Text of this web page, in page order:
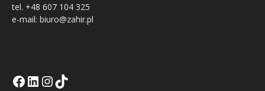
tel. +48 607 104 325
e-mail: biuro@zahir.pl
Facebook
LinkedIn
Tik Tok KEInstagramm KE